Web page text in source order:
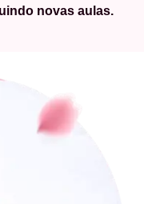
novas aulas.